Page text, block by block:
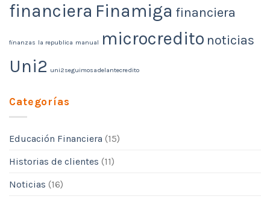
financiera Finamiga financiera
finanzas la republica manual microcredito noticias
Uni2 uni2seguimosadelantecredito
Categorías
Educación Financiera (15)
Historias de clientes (11)
Noticias (16)